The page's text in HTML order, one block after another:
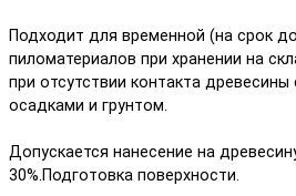
Подходит для временной (на срок
пиломатериалов при хранении на
при отсутствии контакта
осадками и грунтом.
Допускается нанесение на
30%.Подготовка поверхности.